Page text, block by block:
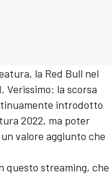
la Red Bull nel
Verissimo: la scorsa
introdotto
2022, ma poter
valore aggiunto che
questo streaming, che